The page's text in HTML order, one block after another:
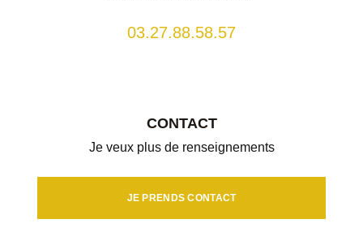
03.27.88.58.57
CONTACT
Je veux plus de renseignements
JE PRENDS CONTACT